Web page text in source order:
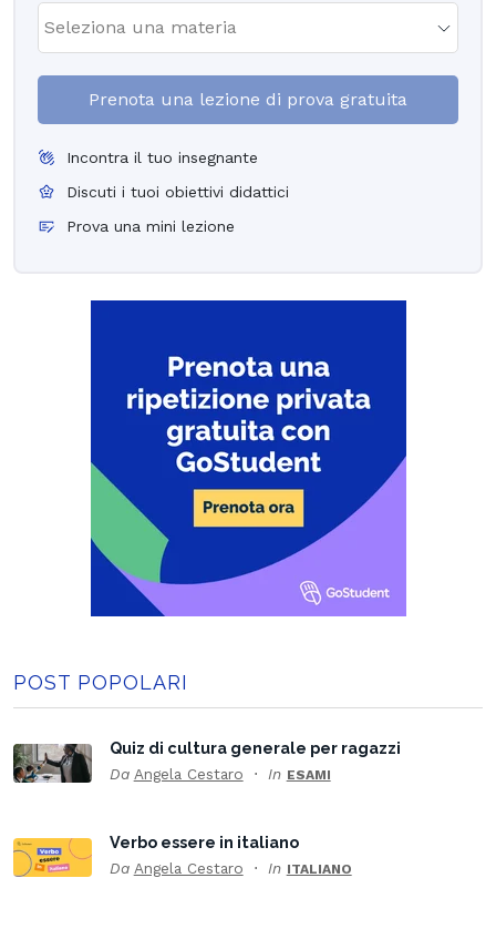
Prenota una lezione di prova gratuita
Incontra il tuo insegnante
Discuti i tuoi obiettivi didattici
Prova una mini lezione
POST POPOLARI
Quiz di cultura generale per ragazzi
Da Angela Cestaro In ESAMI
Verbo essere in italiano
Da Angela Cestaro In ITALIANO